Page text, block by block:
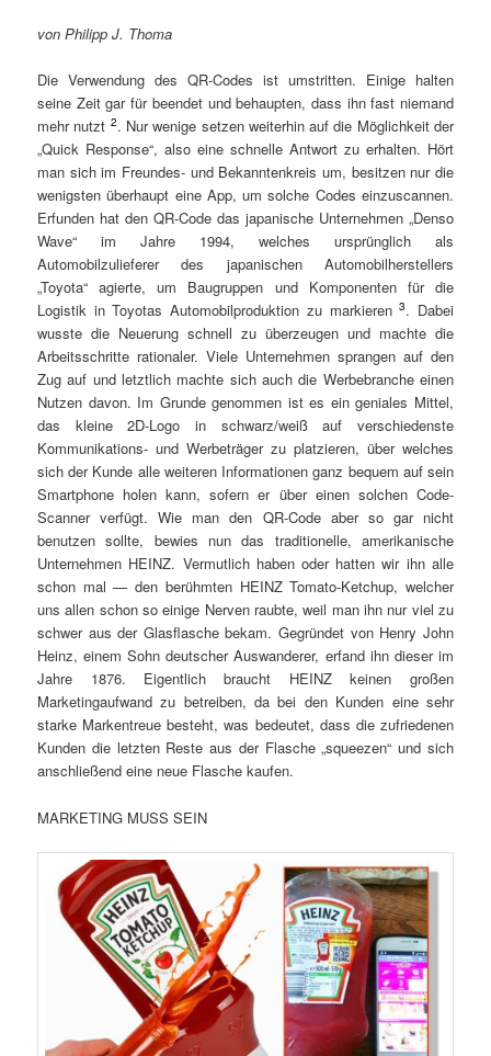
von Philipp J. Thoma
Die Verwendung des QR-Codes ist umstritten. Einige halten
seine Zeit gar für beendet und behaupten, dass ihn fast niemand
mehr nutzt 2. Nur wenige setzen weiterhin auf die Möglichkeit der
„Quick Response“, also eine schnelle Antwort zu erhalten. Hört
man sich im Freundes- und Bekanntenkreis um, besitzen nur die
wenigsten überhaupt eine App, um solche Codes einzuscannen.
Erfunden hat den QR-Code das japanische Unternehmen „Denso
Wave“ im Jahre 1994, welches ursprünglich als
Automobilzulieferer des japanischen Automobilherstellers
„Toyota“ agierte, um Baugruppen und Komponenten für die
Logistik in Toyotas Automobilproduktion zu markieren3. Dabei
wusste die Neuerung schnell zu überzeugen und machte die
Arbeitsschritte rationaler. Viele Unternehmen sprangen auf den
Zug auf und letztlich machte sich auch die Werbebranche einen
Nutzen davon. Im Grunde genommen ist es ein geniales Mittel,
das kleine 2D-Logo in schwarz/weiß auf verschiedenste
Kommunikations- und Werbeträger zu platzieren, über welches
sich der Kunde alle weiteren Informationen ganz bequem auf sein
Smartphone holen kann, sofern er über einen solchen Code-
Scanner verfügt. Wie man den QR-Code aber so gar nicht
benutzen sollte, bewies nun das traditionelle, amerikanische
Unternehmen HEINZ. Vermutlich haben oder hatten wir ihn alle
schon mal — den berühmten HEINZ Tomato-Ketchup, welcher
uns allen schon so einige Nerven raubte, weil man ihn nur viel zu
schwer aus der Glasflasche bekam. Gegründet von Henry John
Heinz, einem Sohn deutscher Auswanderer, erfand ihn dieser im
Jahre 1876. Eigentlich braucht HEINZ keinen großen
Marketingaufwand zu betreiben, da bei den Kunden eine sehr
starke Markentreue besteht, was bedeutet, dass die zufriedenen
Kunden die letzten Reste aus der Flasche „squeezen“ und sich
anschließend eine neue Flasche kaufen.
MARKETING MUSS SEIN